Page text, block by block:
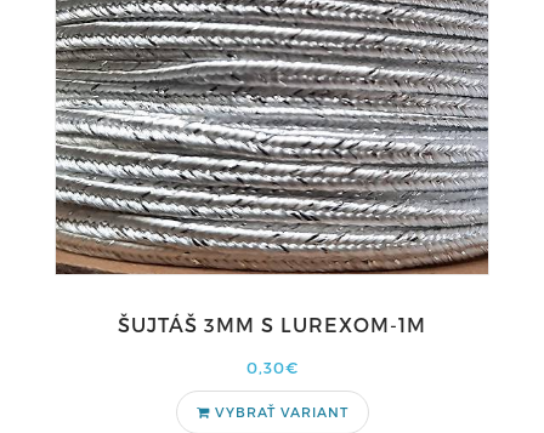
ŠUJTÁŠ 3MM S LUREXOM-1M
0,30€
VYBRAŤ VARIANT